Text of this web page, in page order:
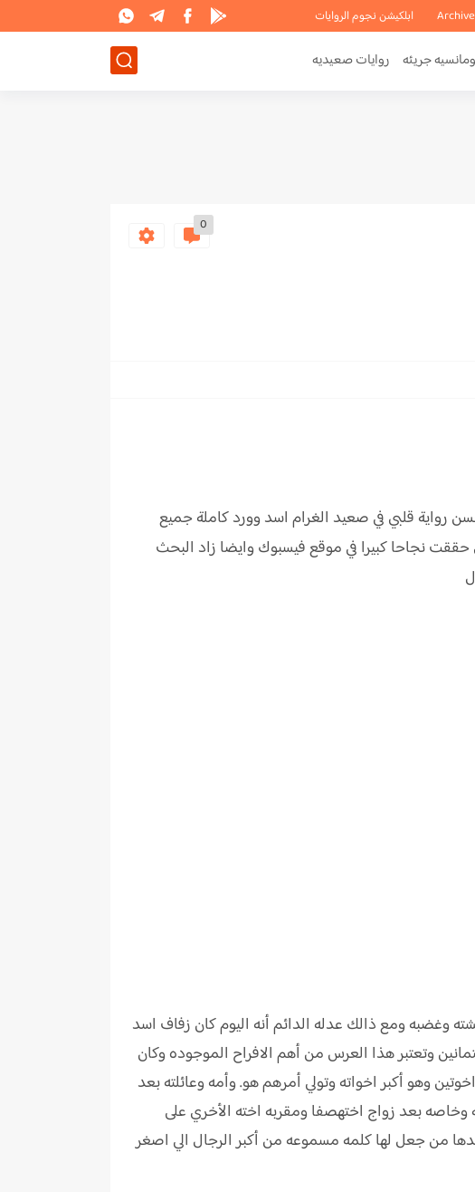
ابلكيشن نجوم الروايات
جريئه روايات صعيديه
0
رواية قلبي في صعيد الغرام اسد وورد كاملة جميع
نجاحا كبيرا في موقع فيسبوك وايضا زاد البحث
وغضبه ومع ذالك عدله الدائم أنه اليوم كان زفاف اسد
وتعتبر هذا العرس من أهم الافراح الموجوده وكان
وهو أكبر اخواته وتولي أمرهم هو. وأمه وعائلته بعد
بعد زواج اختهصفا ومقربه اخته الأخري على
من جعل لها كلمه مسموعه من أكبر الرجال الي اصغر